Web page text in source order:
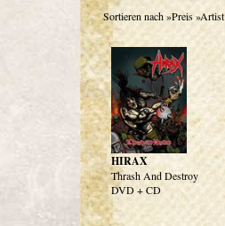
Sortieren nach»Preis»Artist
HIRAX
Thrash And Destroy
DVD + CD